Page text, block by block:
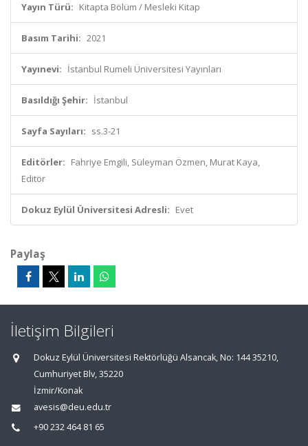
Yayın Türü: Kitapta Bölüm / Mesleki Kitap
Basım Tarihi: 2021
Yayınevi: İstanbul Rumeli Üniversitesi Yayınları
Basıldığı Şehir: İstanbul
Sayfa Sayıları: ss.3-21
Editörler: Fahriye Emgili, Süleyman Özmen, Murat Kaya,
Editör
Dokuz Eylül Üniversitesi Adresli: Evet
Paylaş
İletişim Bilgileri
Dokuz Eylül Üniversitesi Rektörlüğü Alsancak, No: 144 35210,
Cumhuriyet Blv, 35220
İzmir/Konak
avesis@deu.edu.tr
+90 232 464 81 65